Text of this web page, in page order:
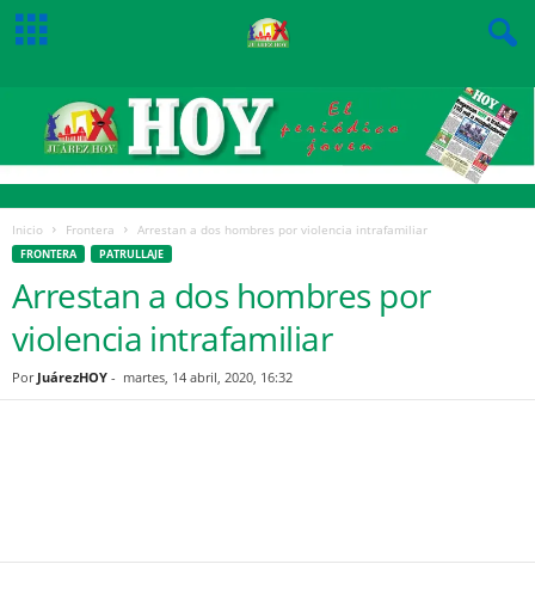
Inicio Frontera Arrestan a dos hombres por violencia intrafamiliar
FRONTERA PATRULLAJE
Arrestan a dos hombres por
violencia intrafamiliar
Por JuárezHOY - martes, 14 abril, 2020, 16:32